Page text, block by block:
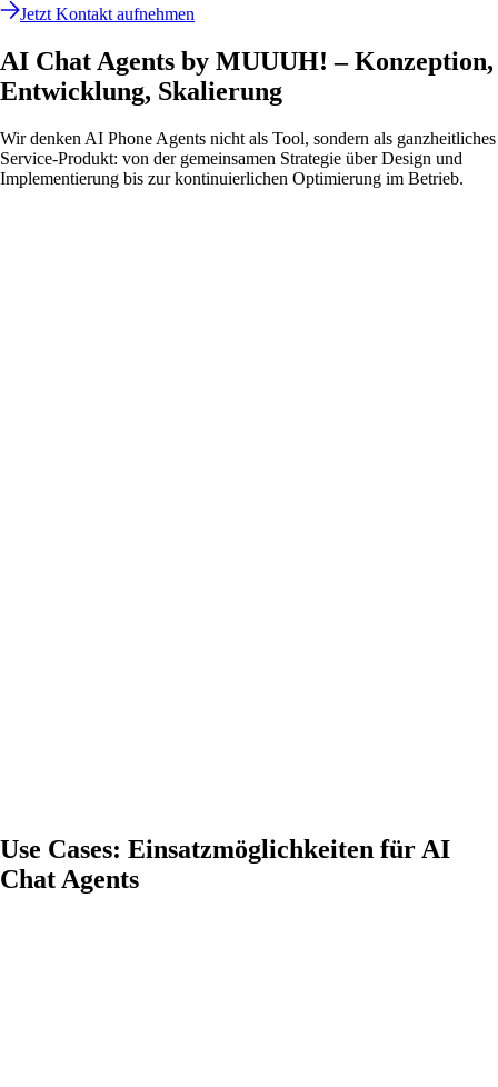
Jetzt Kontakt aufnehmen
AI Chat Agents by MUUUH! – Konzeption,
Entwicklung, Skalierung
Wir denken AI Phone Agents nicht als Tool, sondern als ganzheitliches
Service-Produkt: von der gemeinsamen Strategie über Design und
Implementierung bis zur kontinuierlichen Optimierung im Betrieb.
Use Cases: Einsatzmöglichkeiten für AI
Chat Agents